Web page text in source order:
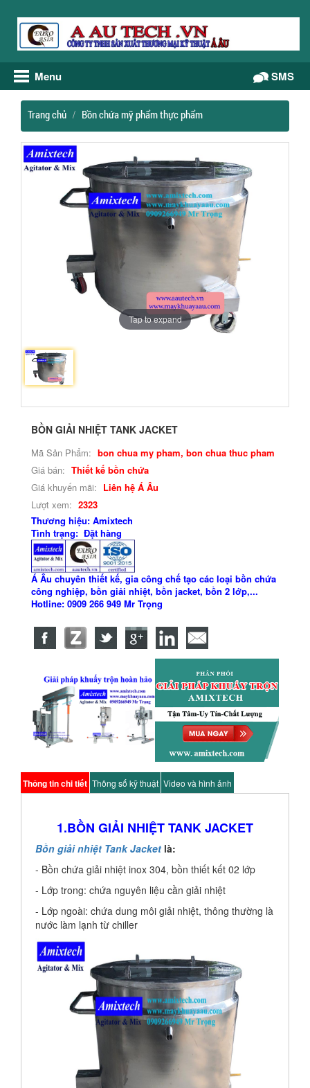
Menu SMS
Trang chủ Bồn chứa mỹ phẩm thực phẩm
Tap to expand
BỒN GIẢI NHIỆT TANK JACKET
Mã Sản Phẩm: bon chua my pham, bon chua thuc pham
Giá bán: Thiết kế bồn chứa
Giá khuyến mãi: Liên hệ Á Âu
Lượt xem: 2323
Thương hiệu: Amixtech
Tình trạng: Đặt hàng
Á Âu chuyên thiết kế, gia công chế tạo các loại bồn chứa
công nghiệp, bồn giải nhiệt, bồn jacket, bồn 2 lớp,...
Hotline: 0909 266 949 Mr Trọng
Thông tin chi tiết Thông số kỹ thuật Video và hình ảnh
1.BỒN GIẢI NHIỆT TANK JACKET
Bồn giải nhiệt Tank Jacket là:
- Bồn chứa giải nhiệt inox 304, bồn thiết kết 02 lớp
- Lớp trong: chứa nguyên liệu cần giải nhiệt
- Lớp ngoài: chứa dung môi giải nhiệt, thông thường là
nước làm lạnh từ chiller